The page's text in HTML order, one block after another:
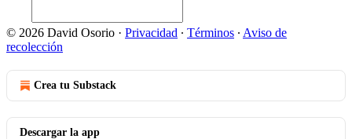
© 2026 David Osorio · Privacidad ∙ Términos ∙ Aviso de
recolección
Crea tu Substack
Descargar la app